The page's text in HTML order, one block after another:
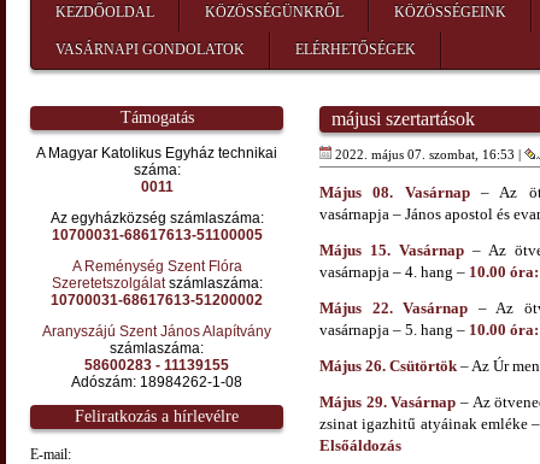
KEZDŐOLDAL KÖZÖSSÉGÜNKRŐL KÖZÖSSÉGEINK
VASÁRNAPI GONDOLATOK ELÉRHETŐSÉGEK
Támogatás
A Magyar Katolikus Egyház technikai
száma:
0011
Az egyházközség számlaszáma:
10700031-68617613-51100005
A Reménység Szent Flóra
Szeretetszolgálatszámlaszáma:
10700031-68617613-51200002
Aranyszájú Szent János Alapítvány
számlaszáma:
58600283 - 11139155
Adószám: 18984262-1-08
Feliratkozás a hírlevélre
E-mail:
májusi szertartások
2022. május 07. szombat, 16:53 |
Május 08. Vasárnap– Az
vasárnapja – János apostol és
Május 15. Vasárnap– Az
vasárnapja – 4. hang – 10.00
Május 22. Vasárnap – Az
vasárnapja – 5. hang – 10.00
Május 26. Csütörtök – Az Úr
Május 29. Vasárnap – Az
zsinat igazhitű atyáinak emléke
Elsőáldozás